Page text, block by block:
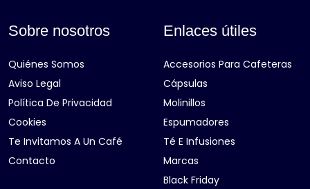
Sobre nosotros
Quiénes Somos
Aviso Legal
Política De Privacidad
Cookies
Te Invitamos A Un Café
Contacto
Enlaces útiles
Accesorios Para Cafeteras
Cápsulas
Molinillos
Espumadores
Té E Infusiones
Marcas
Black Friday